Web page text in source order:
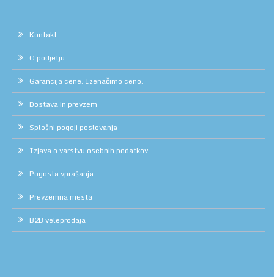
Kontakt
O podjetju
Garancija cene. Izenačimo ceno.
Dostava in prevzem
Splošni pogoji poslovanja
Izjava o varstvu osebnih podatkov
Pogosta vprašanja
Prevzemna mesta
B2B veleprodaja